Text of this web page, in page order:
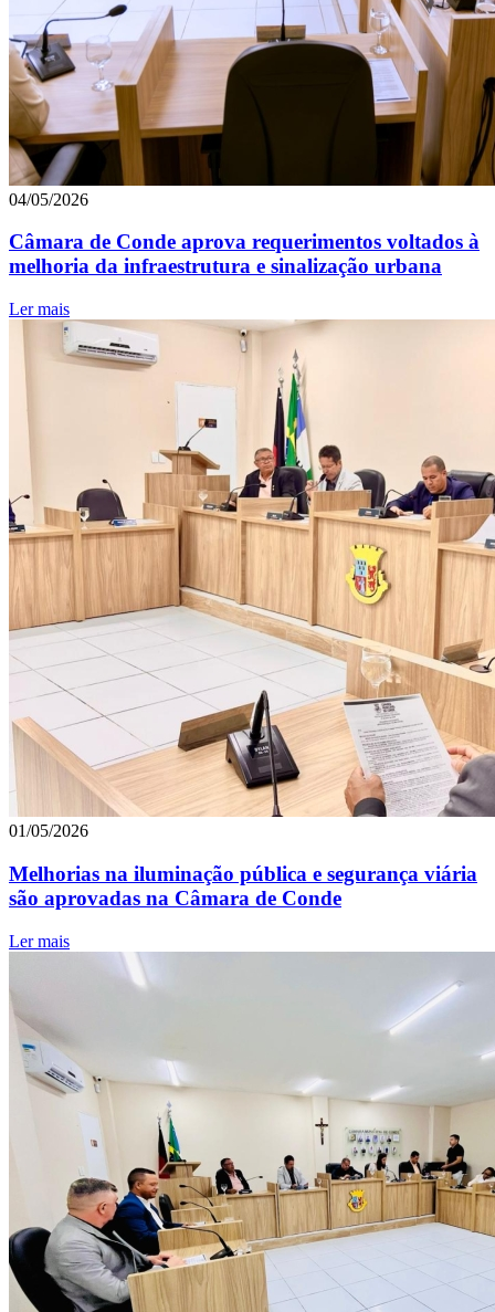
04/05/2026
Câmara de Conde aprova requerimentos voltados à
melhoria da infraestrutura e sinalização urbana
Ler mais
01/05/2026
Melhorias na iluminação pública e segurança viária
são aprovadas na Câmara de Conde
Ler mais